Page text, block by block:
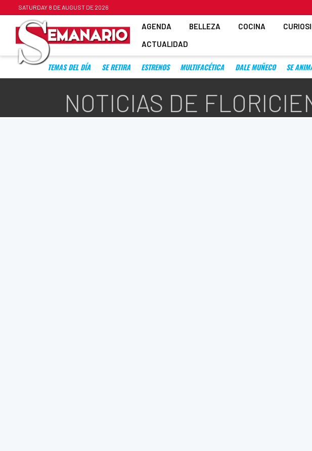
SATURDAY 8 DE AUGUST DE 2026
AGENDA BELLEZA COCINA
ACTUALIDAD
TEMAS DEL DÍA SE RETIRA ESTRENOS MULTIFACÉTICA DALE MUÑECO SE
NOTICIAS DE